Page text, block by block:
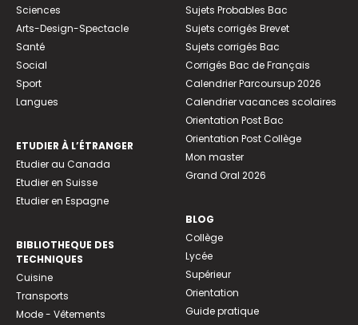
Sciences
Arts-Design-Spectacle
Santé
Social
Sport
Langues
ETUDIER À L’ÉTRANGER
Etudier au Canada
Etudier en Suisse
Etudier en Espagne
BIBLIOTHEQUE DES
TECHNIQUES
Cuisine
Transports
Mode - Vêtements
Sujets Probables Bac
Sujets corrigés Brevet
Sujets corrigés Bac
Corrigés Bac de Français
Calendrier Parcoursup 2026
Calendrier vacances scolaires
Orientation Post Bac
Orientation Post Collège
Mon master
Grand Oral 2026
BLOG
Collège
Lycée
Supérieur
Orientation
Guide pratique